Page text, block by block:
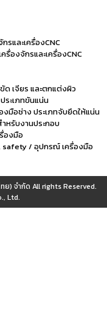
รและเครื่องCNC
องจักรและเครื่องCNC
เจียร และตกแต่งผิว
ระเภทขันแน่น
มือช่าง ประเภทจับยึดให้แน่น
หรับงานประกอบ
องมือ
/ อุปกรณ์ เครื่องมือ
ย) จำกัด All rights Reserved.
Ltd.